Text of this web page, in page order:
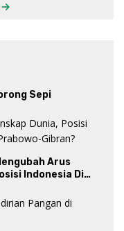
Sepi
Arus
Indonesia Di